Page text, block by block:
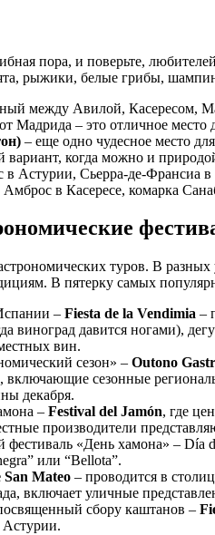
пора, и поверьте,
рыжики, белые грибы,
между Авилой, Касересом,
Мадрида – это отличное
– еще одно чудесное место
вариант, когда можно и
в Астурии, Сьерра-де-Франсиа
в Касересе, комарка
туров. В
В пятерку самых
– Fiesta de la Vendimia –
виноград давится ногами),
вин.
сезон» – Outono
сезонные
декабря.
– Festival del Jamón, где
производители
«День хамона» – Día
или “Bellota”.
San Mateo – проводится в
включает уличные
сбору каштанов –
Астурии.